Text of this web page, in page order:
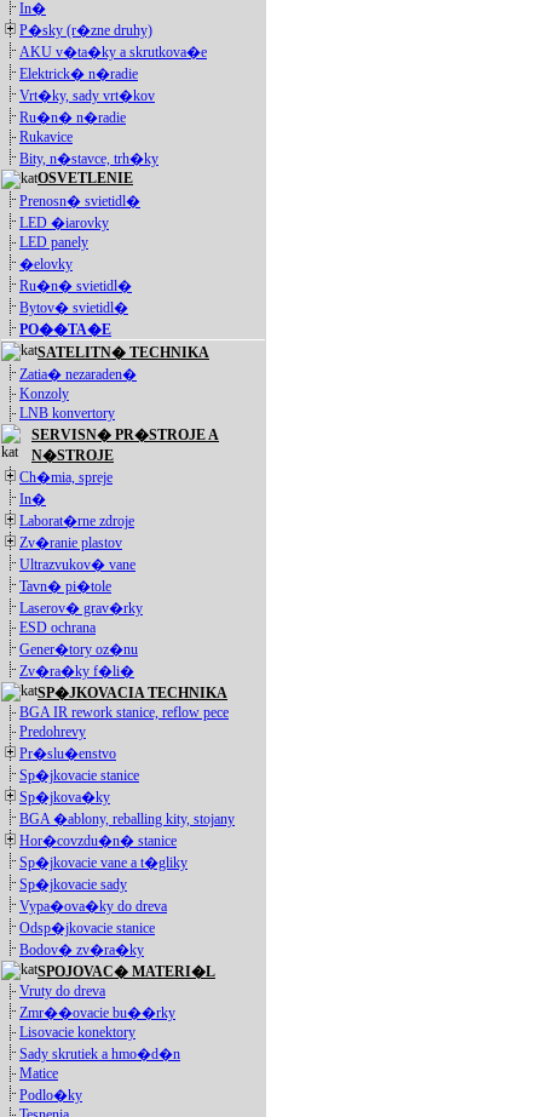
In�
P�sky (r�zne druhy)
AKU v�ta�ky a skrutkova�e
Elektrick� n�radie
Vrt�ky, sady vrt�kov
Ru�n� n�radie
Rukavice
Bity, n�stavce, trh�ky
OSVETLENIE
Prenosn� svietidl�
LED �iarovky
LED panely
�elovky
Ru�n� svietidl�
Bytov� svietidl�
PO��TA�E
SATELITN� TECHNIKA
Zatia� nezaraden�
Konzoly
LNB konvertory
SERVISN� PR�STROJE A
N�STROJE
Ch�mia, spreje
In�
Laborat�rne zdroje
Zv�ranie plastov
Ultrazvukov� vane
Tavn� pi�tole
Laserov� grav�rky
ESD ochrana
Gener�tory oz�nu
Zv�ra�ky f�li�
SP�JKOVACIA TECHNIKA
BGA IR rework stanice, reflow pece
Predohrevy
Pr�slu�enstvo
Sp�jkovacie stanice
Sp�jkova�ky
BGA �ablony, reballing kity, stojany
Hor�covzdu�n� stanice
Sp�jkovacie vane a t�gliky
Sp�jkovacie sady
Vypa�ova�ky do dreva
Odsp�jkovacie stanice
Bodov� zv�ra�ky
SPOJOVAC� MATERI�L
Vruty do dreva
Zmr��ovacie bu��rky
Lisovacie konektory
Sady skrutiek a hmo�d�n
Matice
Podlo�ky